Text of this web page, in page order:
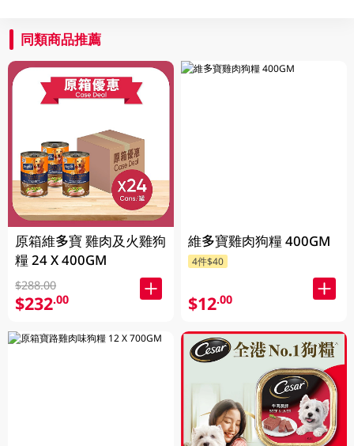
同類商品推薦
原箱維多寶 雞肉及火雞狗
糧 24 X 400GM
$288.00
$232.00
維多寶雞肉狗糧 400GM
4件$40
$12.00